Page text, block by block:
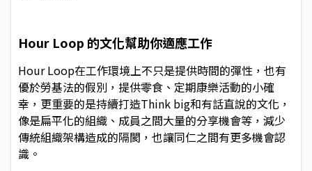
Hour Loop 的文化幫助你適應工作
Hour Loop在工作環境上不只是提供時間的彈性，也有
優於勞基法的假別，提供零食、定期康樂活動的小確
幸，更重要的是持續打造Think big和有話直說的文化，
像是扁平化的組織、成員之間大量的分享機會等，減少
傳統組織架構造成的隔閡，也讓同仁之間有更多機會認
識。